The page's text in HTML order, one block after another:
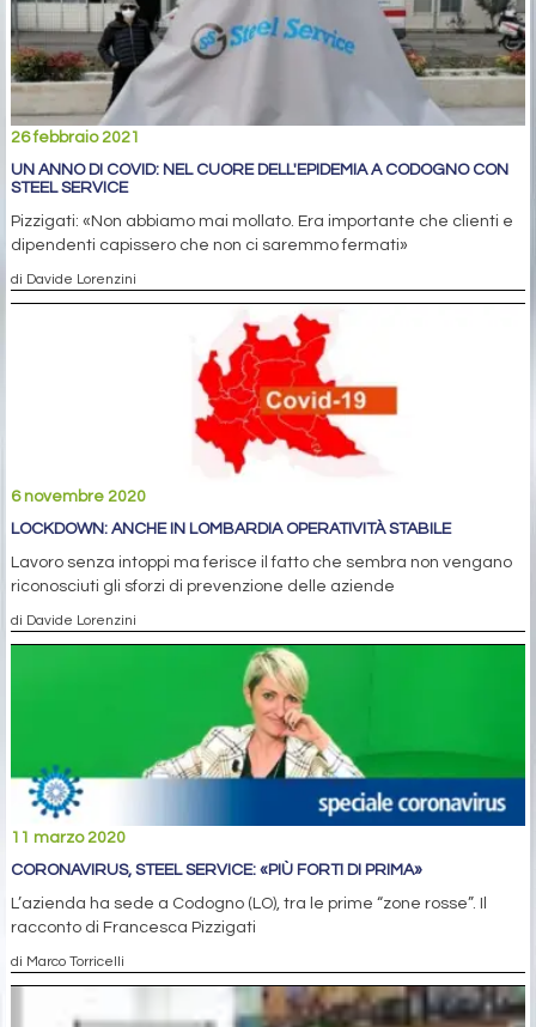
26 febbraio 2021
UN ANNO DI COVID: NEL CUORE DELL'EPIDEMIA A CODOGNO CON
STEEL SERVICE
Pizzigati: «Non abbiamo mai mollato. Era importante che clienti e
dipendenti capissero che non ci saremmo fermati»
di Davide Lorenzini
6 novembre 2020
LOCKDOWN: ANCHE IN LOMBARDIA OPERATIVITÀ STABILE
Lavoro senza intoppi ma ferisce il fatto che sembra non vengano
riconosciuti gli sforzi di prevenzione delle aziende
di Davide Lorenzini
11 marzo 2020
CORONAVIRUS, STEEL SERVICE: «PIÙ FORTI DI PRIMA»
L’azienda ha sede a Codogno (LO), tra le prime “zone rosse”. Il
racconto di Francesca Pizzigati
di Marco Torricelli